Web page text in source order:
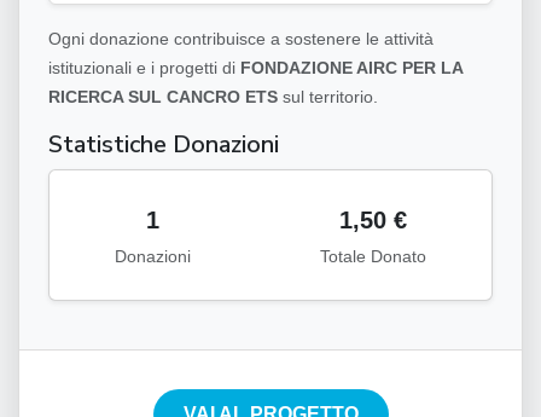
Ogni donazione contribuisce a sostenere le attività
istituzionali e i progetti di FONDAZIONE AIRC PER LA
RICERCA SUL CANCRO ETS sul territorio.
Statistiche Donazioni
1
Donazioni
1,50 €
Totale Donato